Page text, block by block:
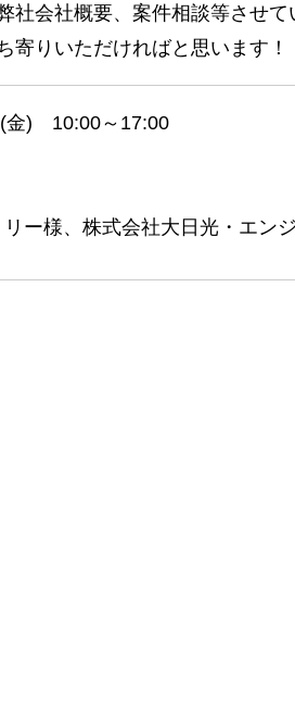
会社概要、案件相談等させて
寄りいただければと思います！
(金) 10:00～17:00
ー様、株式会社大日光・エン